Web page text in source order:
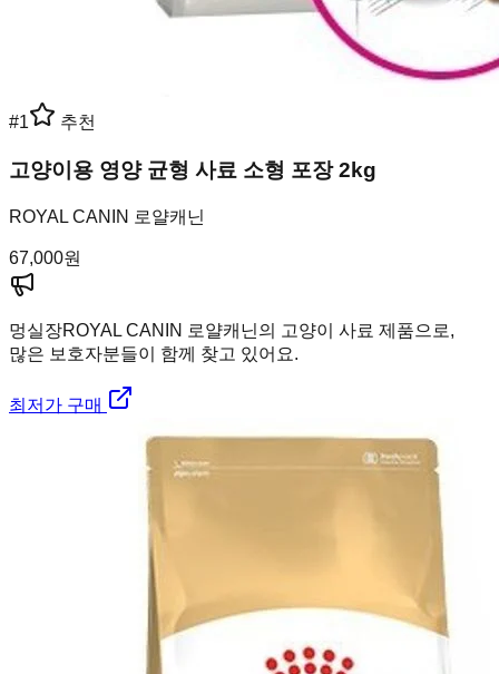
#1 추천
고양이용 영양 균형 사료 소형 포장 2kg
ROYAL CANIN 로얄캐닌
67,000원
멍실장ROYAL CANIN 로얄캐닌의 고양이 사료 제품으로,
많은 보호자분들이 함께 찾고 있어요.
최저가 구매